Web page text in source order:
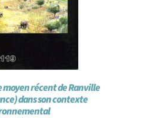
récent de Ranville
dans son contexte